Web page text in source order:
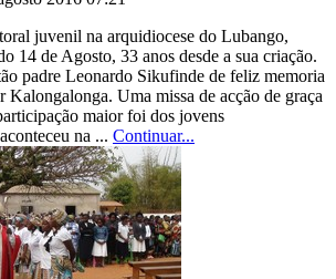
juvenil na arquidiocese do Lubango,
14 de Agosto, 33 anos desde a sua criação.
padre Leonardo Sikufinde de feliz memoria
Kalongalonga. Uma missa de acção de graça
maior foi dos jovens
na ... Continuar...